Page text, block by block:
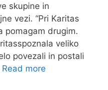
skupine in
vezi. “Pri Karitas
pomagam drugim.
veliko
povezali in postali
Read more